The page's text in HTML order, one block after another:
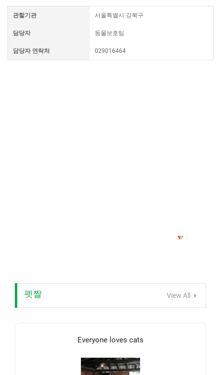
관할기관 서울특별시 강북구
담당자 동물보호팀
담당자 연락처 029016464
펫짤 View All
Everyone loves cats